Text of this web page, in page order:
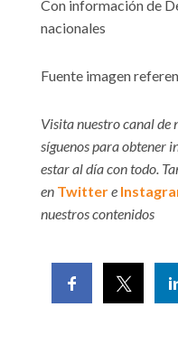
Con información de
nacionales
Fuente imagen
Visita nuestro canal de
síguenos para obtener
estar al día con todo.
en Twittere
nuestros contenidos